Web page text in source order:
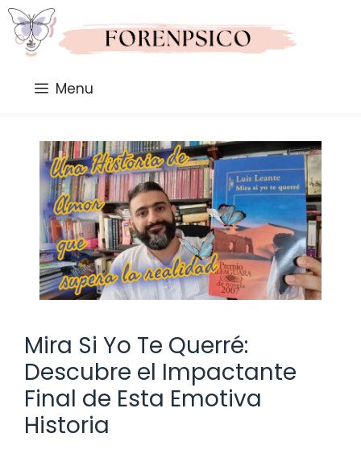
Saltar
al
contenido
Menu
Mira Si Yo Te Querré:
Descubre el Impactante
Final de Esta Emotiva
Historia